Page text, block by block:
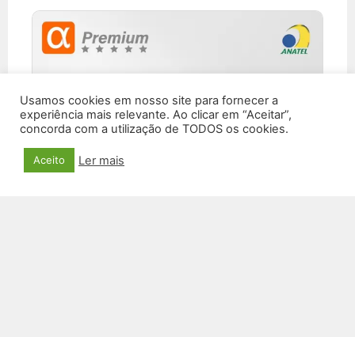
Usamos cookies em nosso site para fornecer a
experiência mais relevante. Ao clicar em “Aceitar”,
concorda com a utilização de TODOS os cookies.
Aceito Ler mais